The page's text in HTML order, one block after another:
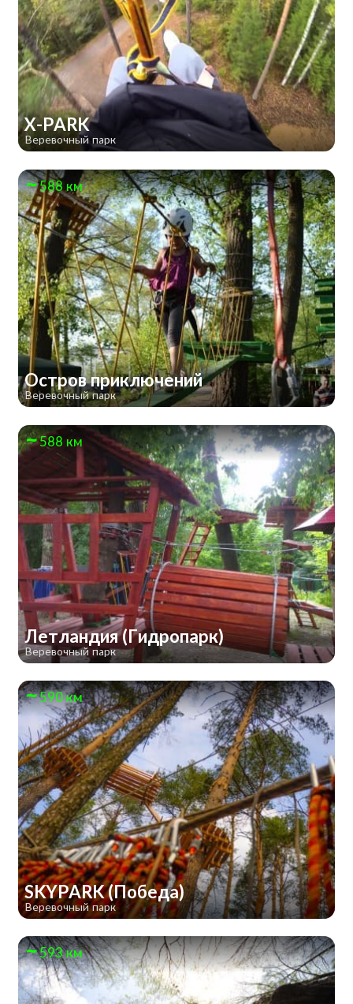
X-PARK
Веревочный парк
588 км
Остров приключений
Веревочный парк
588 км
Летландия (Гидропарк)
Веревочный парк
590 км
SKYPARK (Победа)
Веревочный парк
593 км